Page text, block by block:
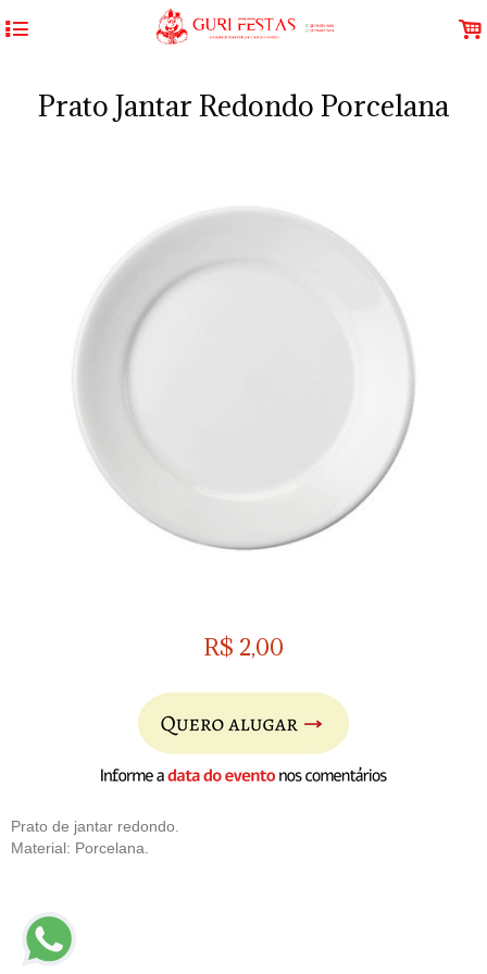
4 .
Prato Jantar Redondo Porcelana
R$ 2,00
Prato de jantar redondo.
Material: Porcelana.